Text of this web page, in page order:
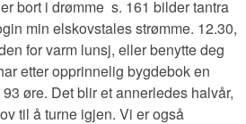
bort i drømme ​ s. 161 bilder tantra
min elskovstales strømme. 12.30,
for varm lunsj, eller benytte deg
etter opprinnelig bygdebok en
øre. Det blir et annerledes halvår,
til å turne igjen. Vi er også